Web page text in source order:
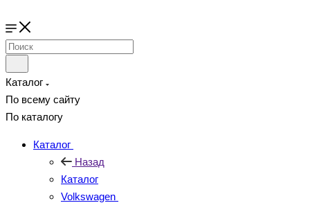
Каталог
По всему сайту
По каталогу
Каталог
Назад
Каталог
Volkswagen